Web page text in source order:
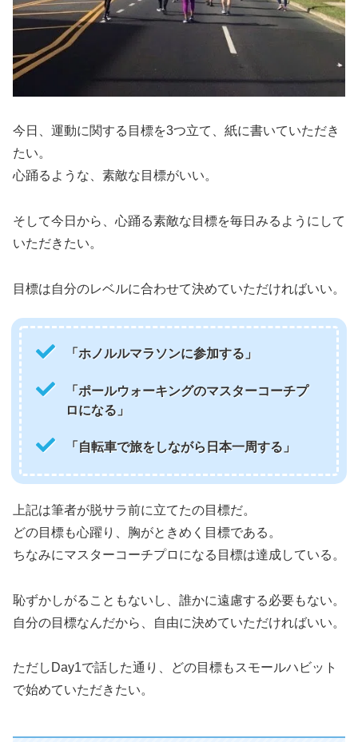
今日、運動に関する目標を3つ立て、紙に書いていただき
たい。
心踊るような、素敵な目標がいい。
そして今日から、心踊る素敵な目標を毎日みるようにして
いただきたい。
目標は自分のレベルに合わせて決めていただければいい。
「ホノルルマラソンに参加する」
「ポールウォーキングのマスターコーチプ
ロになる」
「自転車で旅をしながら日本一周する」
上記は筆者が脱サラ前に立てたの目標だ。
どの目標も心躍り、胸がときめく目標である。
ちなみにマスターコーチプロになる目標は達成している。
恥ずかしがることもないし、誰かに遠慮する必要もない。
自分の目標なんだから、自由に決めていただければいい。
ただしDay1で話した通り、どの目標もスモールハビット
で始めていただきたい。